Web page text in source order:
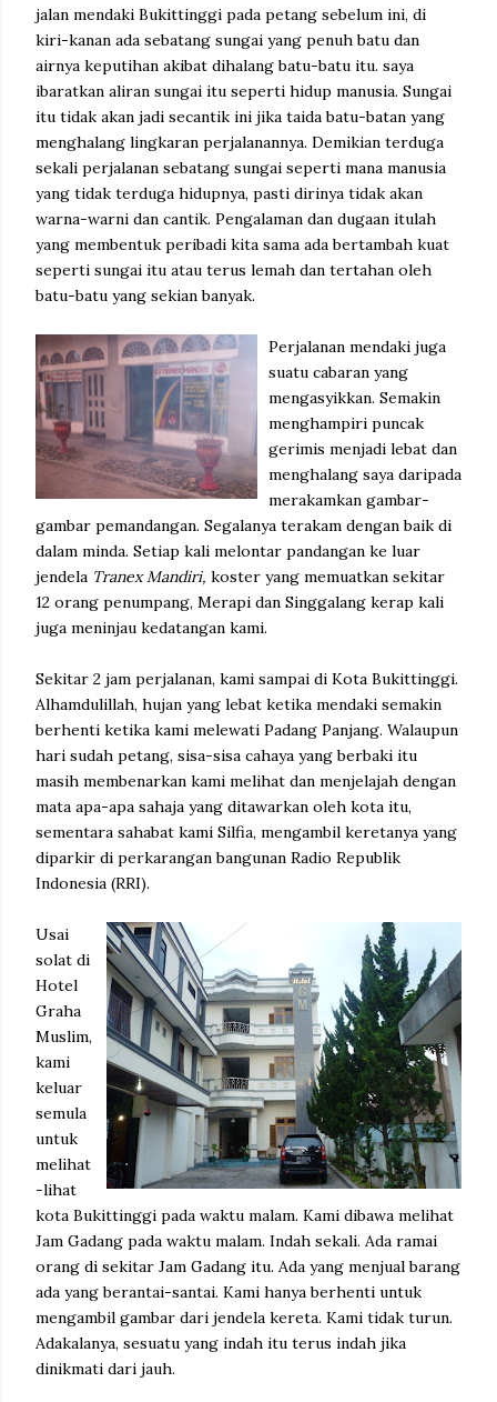
jalan mendaki Bukittinggi pada petang sebelum ini, di
kiri-kanan ada sebatang sungai yang penuh batu dan
airnya keputihan akibat dihalang batu-batu itu. saya
ibaratkan aliran sungai itu seperti hidup manusia. Sungai
itu tidak akan jadi secantik ini jika taida batu-batan yang
menghalang lingkaran perjalanannya. Demikian terduga
sekali perjalanan sebatang sungai seperti mana manusia
yang tidak terduga hidupnya, pasti dirinya tidak akan
warna-warni dan cantik. Pengalaman dan dugaan itulah
yang membentuk peribadi kita sama ada bertambah kuat
seperti sungai itu atau terus lemah dan tertahan oleh
batu-batu yang sekian banyak.
Perjalanan mendaki juga
suatu cabaran yang
mengasyikkan. Semakin
menghampiri puncak
gerimis menjadi lebat dan
menghalang saya daripada
merakamkan gambar-
gambar pemandangan. Segalanya terakam dengan baik di
dalam minda. Setiap kali melontar pandangan ke luar
jendela Tranex Mandiri, koster yang memuatkan sekitar
12 orang penumpang, Merapi dan Singgalang kerap kali
juga meninjau kedatangan kami.
Sekitar 2 jam perjalanan, kami sampai di Kota Bukittinggi.
Alhamdulillah, hujan yang lebat ketika mendaki semakin
berhenti ketika kami melewati Padang Panjang. Walaupun
hari sudah petang, sisa-sisa cahaya yang berbaki itu
masih membenarkan kami melihat dan menjelajah dengan
mata apa-apa sahaja yang ditawarkan oleh kota itu,
sementara sahabat kami Silfia, mengambil keretanya yang
diparkir di perkarangan bangunan Radio Republik
Indonesia (RRI).
Usai
solat di
Hotel
Graha
Muslim,
kami
keluar
semula
untuk
melihat
-lihat
kota Bukittinggi pada waktu malam. Kami dibawa melihat
Jam Gadang pada waktu malam. Indah sekali. Ada ramai
orang di sekitar Jam Gadang itu. Ada yang menjual barang
ada yang berantai-santai. Kami hanya berhenti untuk
mengambil gambar dari jendela kereta. Kami tidak turun.
Adakalanya, sesuatu yang indah itu terus indah jika
dinikmati dari jauh.